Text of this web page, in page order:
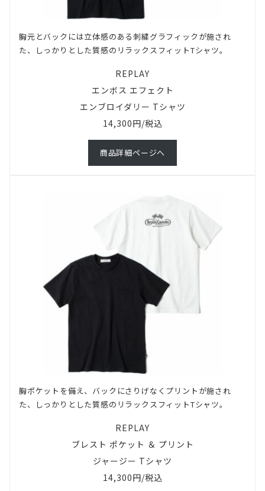
胸元とバックには立体感のある刺繍グラフィックが施され
た、しっかりとした質感のリラックスフィットTシャツ。
REPLAY
エンボス エフェクト
エンブロイダリー Tシャツ
14,300円/税込
商品詳細ページへ
胸ポケットを備え、バックにさりげなくプリントが施され
た、しっかりとした質感のリラックスフィットTシャツ。
REPLAY
ブレスト ポケット ＆ プリント
ジャージー Tシャツ
14,300円/税込